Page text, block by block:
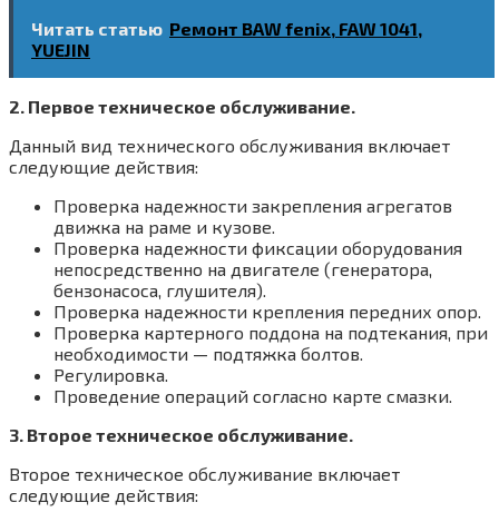
Читать статью Ремонт BAW fenix, FAW 1041,
YUEJIN
2. Первое техническое обслуживание.
Данный вид технического обслуживания включает
следующие действия:
Проверка надежности закрепления агрегатов
движка на раме и кузове.
Проверка надежности фиксации оборудования
непосредственно на двигателе (генератора,
бензонасоса, глушителя).
Проверка надежности крепления передних опор.
Проверка картерного поддона на подтекания, при
необходимости — подтяжка болтов.
Регулировка.
Проведение операций согласно карте смазки.
3. Второе техническое обслуживание.
Второе техническое обслуживание включает
следующие действия: